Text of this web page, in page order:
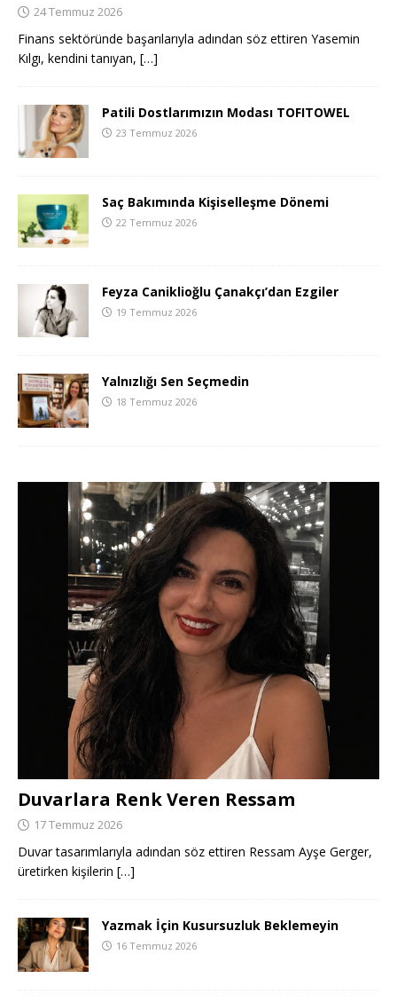
24 Temmuz 2026
Finans sektöründe başarılarıyla adından söz ettiren Yasemin
Kılgı, kendini tanıyan, […]
Patili Dostlarımızın Modası TOFITOWEL
23 Temmuz 2026
Saç Bakımında Kişiselleşme Dönemi
22 Temmuz 2026
Feyza Caniklioğlu Çanakçı’dan Ezgiler
19 Temmuz 2026
Yalnızlığı Sen Seçmedin
18 Temmuz 2026
Duvarlara Renk Veren Ressam
17 Temmuz 2026
Duvar tasarımlarıyla adından söz ettiren Ressam Ayşe Gerger,
üretirken kişilerin […]
Yazmak İçin Kusursuzluk Beklemeyin
16 Temmuz 2026